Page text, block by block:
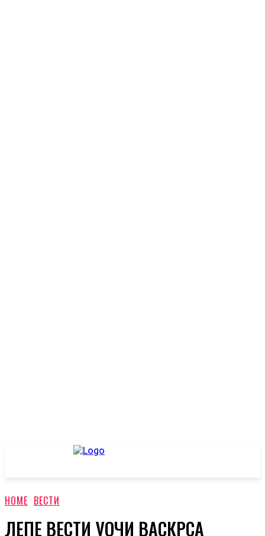
HOME ВЕСТИ
ЛЕПЕ ВЕСТИ УОЧИ ВАСКРСА